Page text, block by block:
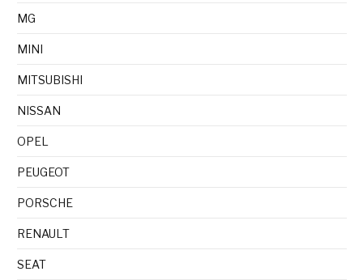
MG
MINI
MITSUBISHI
NISSAN
OPEL
PEUGEOT
PORSCHE
RENAULT
SEAT